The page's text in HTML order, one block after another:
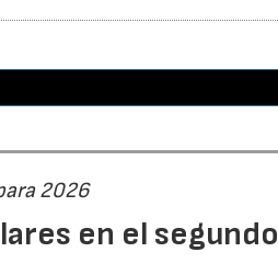
2026
en el segundo